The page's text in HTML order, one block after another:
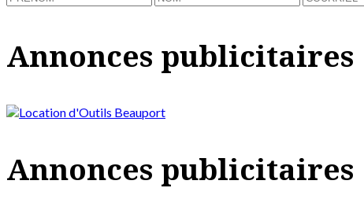
Annonces publicitaires
Annonces publicitaires